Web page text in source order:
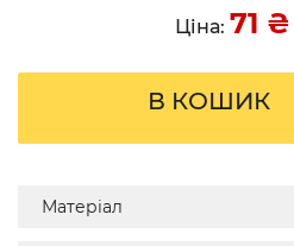
Ціна: 71 ₴
В КОШИК
Матеріал